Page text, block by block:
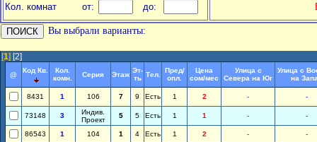
Кол. комнат от: до:
Вы выбрали варианты:
[1] [2]
@
Код Кв.
Кол.
комн.
Серия Этаж
Эт-
ть Тел.
Пред/
опл.
Цена
сом/мес
Улица с
Севера на Юг
Улица с
на
8431 1 106 7 9 Есть 1 2 - -
73148 3
Индив.
Проект
5 5 Есть 1 1 - -
86543 1 104 1 4 Есть 1 2 - -